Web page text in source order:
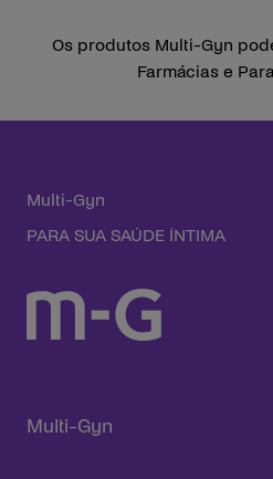
Os produtos Multi-Gyn
Farmácias e
Multi-Gyn
PARA SUA SAÚDE ÍNTIMA
Multi-Gyn